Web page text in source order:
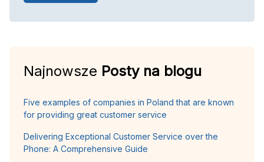
Najnowsze Posty na blogu
Five examples of companies in Poland that are known
for providing great customer service
Delivering Exceptional Customer Service over the
Phone: A Comprehensive Guide